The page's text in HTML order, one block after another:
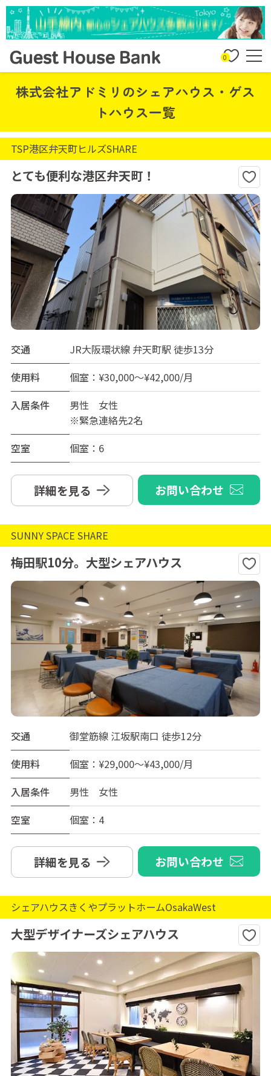
0
株式会社アドミリのシェアハウス・ゲス
トハウス一覧
TSP港区弁天町ヒルズSHARE
とても便利な港区弁天町！
交通
JR大阪環状線 弁天町駅 徒歩13分
使用料
個室：¥30,000～¥42,000/月
入居条件
男性 女性
※緊急連絡先2名
空室
個室：6
詳細を見る お問い合わせ
SUNNY SPACE SHARE
梅田駅10分。大型シェアハウス
交通
御堂筋線 江坂駅南口 徒歩12分
使用料
個室：¥29,000～¥43,000/月
入居条件
男性 女性
空室
個室：4
詳細を見る お問い合わせ
シェアハウスきくやプラットホームOsakaWest
大型デザイナーズシェアハウス